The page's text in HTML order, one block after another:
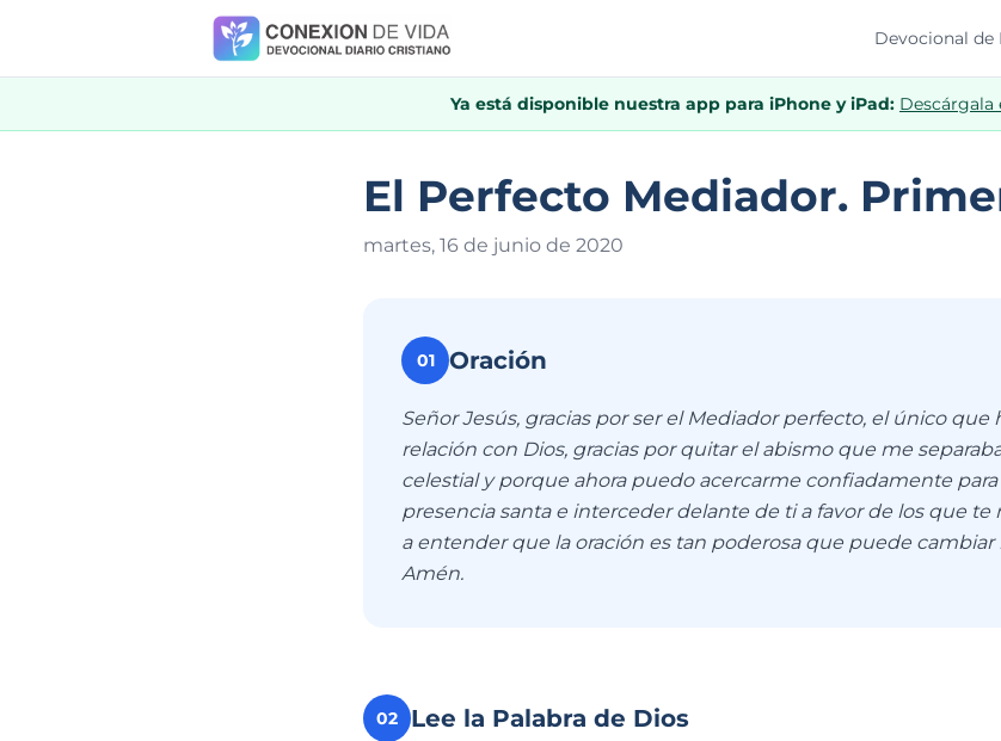
Devocional de
Ya está disponible nuestra app para iPhone y iPad: Descárgala
El Perfecto Mediador.
martes, 16 de junio de 2020
01 Oración
Señor Jesús, gracias por ser el Mediador perfecto, el único que
relación con Dios, gracias por quitar el abismo que me
celestial y porque ahora puedo acercarme confiadamente
presencia santa e interceder delante de ti a favor de los que te
a entender que la oración es tan poderosa que puede cambiar
Amén.
02 Lee la Palabra de Dios